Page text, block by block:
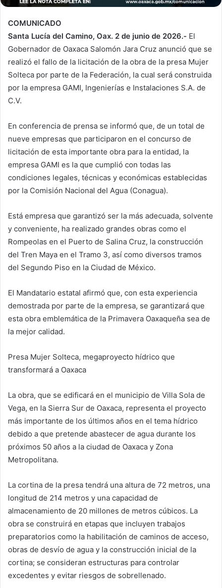
COMUNICADO
Santa Lucía del Camino, Oax. 2 de junio de 2026.- El
Gobernador de Oaxaca Salomón Jara Cruz anunció que se
realizó el fallo de la licitación de la obra de la presa Mujer
Solteca por parte de la Federación, la cual será construida
por la empresa GAMI, Ingenierías e Instalaciones S.A. de
C.V.
En conferencia de prensa se informó que, de un total de
nueve empresas que participaron en el concurso de
licitación de esta importante obra para la entidad, la
empresa GAMI es la que cumplió con todas las
condiciones legales, técnicas y económicas establecidas
por la Comisión Nacional del Agua (Conagua).
Está empresa que garantizó ser la más adecuada, solvente
y conveniente, ha realizado grandes obras como el
Rompeolas en el Puerto de Salina Cruz, la construcción
del Tren Maya en el Tramo 3, así como diversos tramos
del Segundo Piso en la Ciudad de México.
El Mandatario estatal afirmó que, con esta experiencia
demostrada por parte de la empresa, se garantizará que
esta obra emblemática de la Primavera Oaxaqueña sea de
la mejor calidad.
Presa Mujer Solteca, megaproyecto hídrico que
transformará a Oaxaca
La obra, que se edificará en el municipio de Villa Sola de
Vega, en la Sierra Sur de Oaxaca, representa el proyecto
más importante de los últimos años en el tema hídrico
debido a que pretende abastecer de agua durante los
próximos 50 años a la ciudad de Oaxaca y Zona
Metropolitana.
La cortina de la presa tendrá una altura de 72 metros, una
longitud de 214 metros y una capacidad de
almacenamiento de 20 millones de metros cúbicos. La
obra se construirá en etapas que incluyen trabajos
preparatorios como la habilitación de caminos de acceso,
obras de desvío de agua y la construcción inicial de la
cortina; se consideran estructuras para controlar
excedentes y evitar riesgos de sobrellenado.